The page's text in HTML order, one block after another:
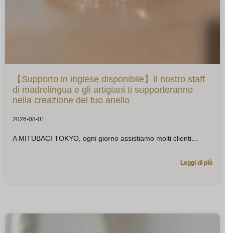
【Supporto in inglese disponibile】Il nostro staff
di madrelingua e gli artigiani ti supporteranno
nella creazione del tuo anello
2026-08-01
A MITUBACI TOKYO, ogni giorno assistiamo molti clienti
Leggi di più